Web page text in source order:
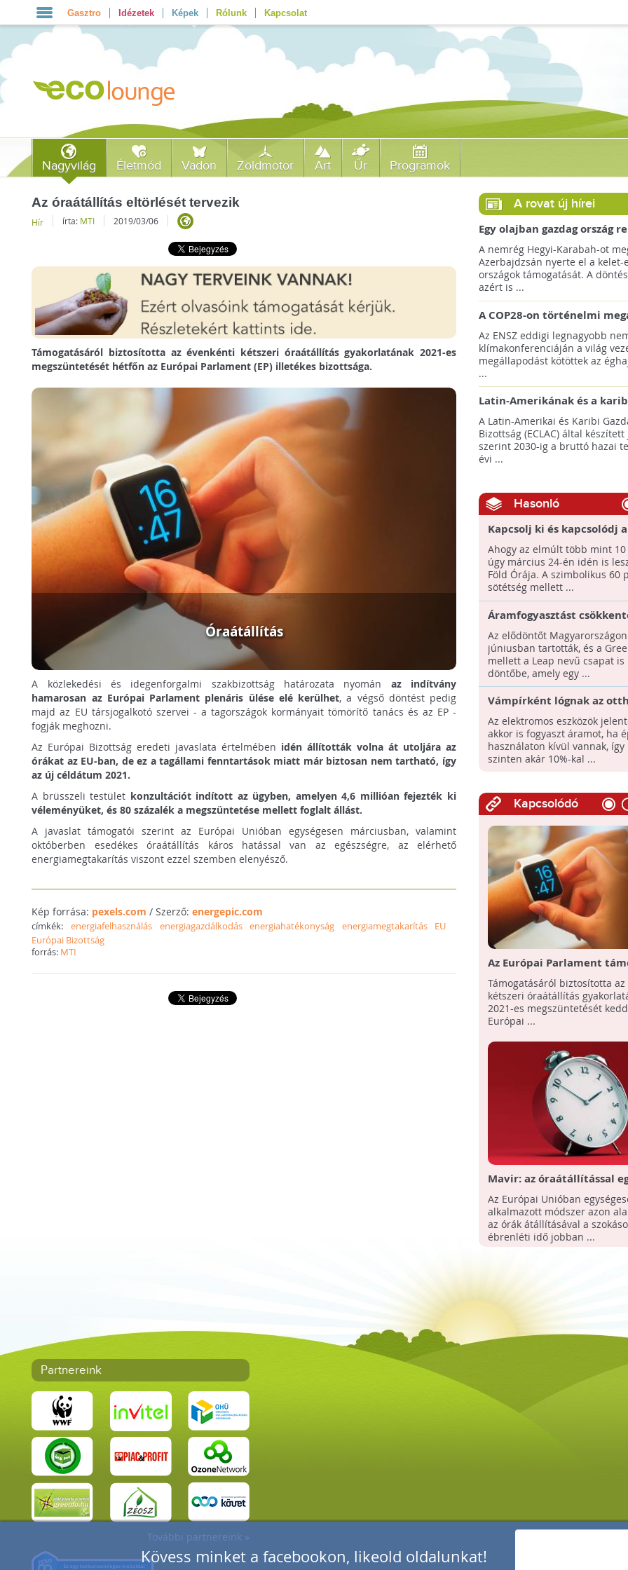
Kövess minket a facebookon, likeold oldalunkat!
Gasztro Idézetek Képek Rólunk Kapcsolat
Nagyvilág Életmód Vadon Zöldmotor Art Űr Programok
Az óraátállítás eltörlését tervezik
Hír írta: MTI 2019/03/06
Támogatásáról biztosította az évenkénti kétszeri óraátállítás gyakorlatának 2021-es
megszüntetését hétfőn az Európai Parlament (EP) illetékes bizottsága.
Óraátállítás
A közlekedési és idegenforgalmi szakbizottság határozata nyomán az indítvány
hamarosan az Európai Parlament plenáris ülése elé kerülhet, a végső döntést pedig
majd az EU társjogalkotó szervei - a tagországok kormányait tömörítő tanács és az EP -
fogják meghozni.
Az Európai Bizottság eredeti javaslata értelmében idén állították volna át utoljára az
órákat az EU-ban, de ez a tagállami fenntartások miatt már biztosan nem tartható, így
az új céldátum 2021.
A brüsszeli testület konzultációt indított az ügyben, amelyen 4,6 millióan fejezték ki
véleményüket, és 80 százalék a megszüntetése mellett foglalt állást.
A javaslat támogatói szerint az Európai Unióban egységesen márciusban, valamint
októberben esedékes óraátállítás káros hatással van az egészségre, az elérhető
energiamegtakarítás viszont ezzel szemben elenyésző.
Kép forrása: pexels.com / Szerző:energepic.com
címkék:energiafelhasználás energiagazdálkodás energiahatékonyság energiamegtakarítás
EU
Európai Bizottság
forrás: MTI
A rovat új hírei
Egy olajban gazdag ország
jövőre a COP29 klímacsúcsot
A nemrég Hegyi-Karabah-ot
Azerbajdzsán nyerte el a kelet-
országok támogatását. A
azért is ...
A COP28-on történelmi
született! - Összefoglaló az
klímacsúcsáról
Az ENSZ eddigi legnagyobb
klímakonferenciáján a világ
megállapodást kötöttek az
...
Latin-Amerikának és a
térségnek növelniük kell
az éghajlatvédelmi célok
A Latin-Amerikai és Karibi
Bizottság (ECLAC) által
szerint 2030-ig a bruttó hazai
évi ...
Hasonló
Kapcsolj ki és kapcsolódj
Ahogy az elmúlt több mint 10
úgy március 24-én idén is
Föld Órája. A szimbolikus 60
sötétség mellett ...
Áramfogyasztást
innovációval lett harmadik
Varsóban egy magyar
Az elődöntőt Magyarországon
júniusban tartották, és a
mellett a Leap nevű csapat
döntőbe, amely egy ...
Vámpírként lógnak az
elektromos hálózatán, így
számlájukat is Ön fizeti!
Az elektromos eszközök
akkor is fogyaszt áramot, ha
használaton kívül vannak, így
szinten akár 10%-kal ...
Kapcsolódó
Az Európai Parlament
óraátállítás eltörlését
Támogatásáról biztosította
kétszeri óraátállítás
2021-es megszüntetését
Európai ...
Mavir: az óraátállítással
kisváros egész éves
áramfogyasztása
Az Európai Unióban
alkalmazott módszer azon
az órák átállításával a
ébrenléti idő jobban ...
Partnereink
További partnereink »